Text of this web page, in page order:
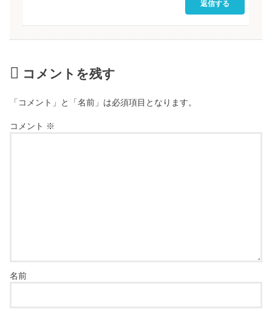
返信する
コメントを残す
「コメント」と「名前」は必須項目となります。
コメント ※
名前